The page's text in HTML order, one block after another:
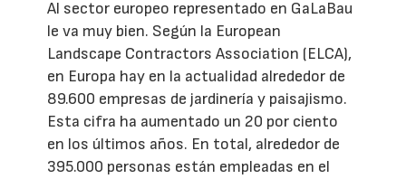
Al sector europeo representado en GaLaBau
le va muy bien. Según la European
Landscape Contractors Association (ELCA),
en Europa hay en la actualidad alrededor de
89.600 empresas de jardinería y paisajismo.
Esta cifra ha aumentado un 20 por ciento
en los últimos años. En total, alrededor de
395.000 personas están empleadas en el